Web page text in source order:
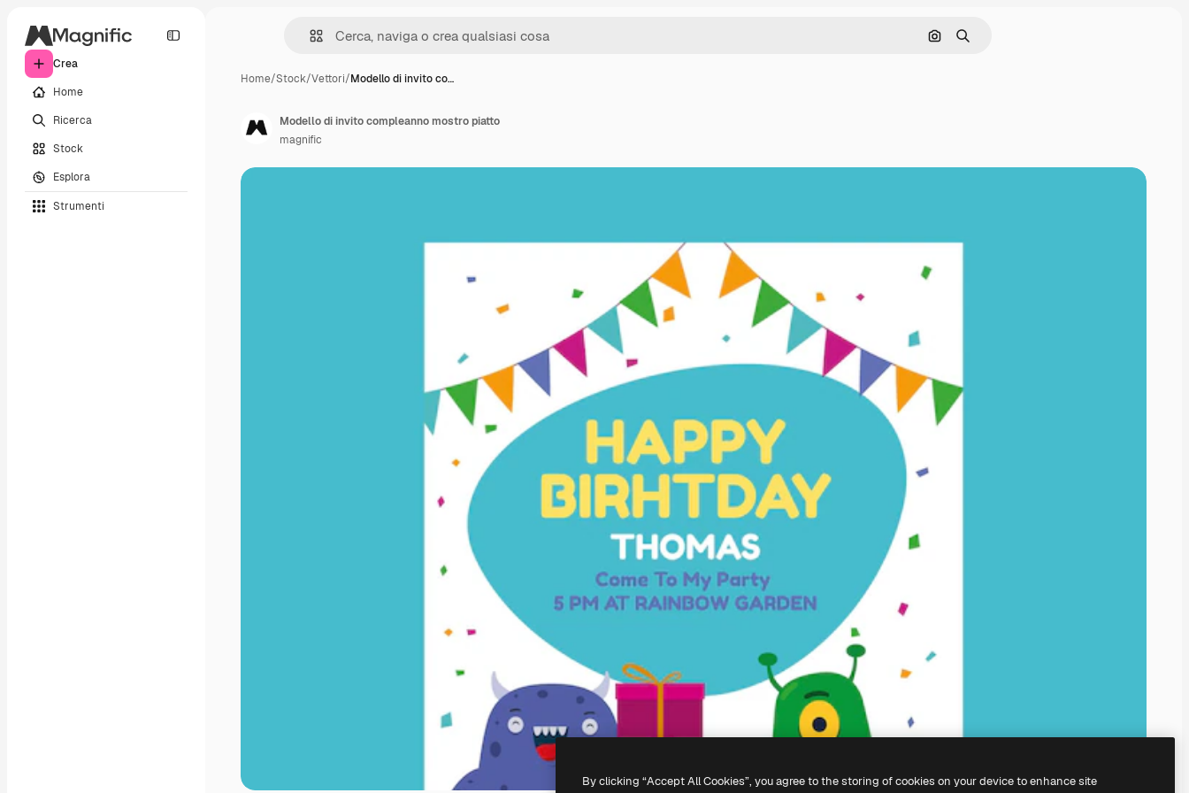
Crea
Home
Ricerca
Stock
Esplora
Strumenti
Cerca per immagine
Ricerca
Home/Stock/Vettori/Modello di invito co…
Modello di invito compleanno mostro piatto
magnific
By clicking “Accept All Cookies”, you agree to the storing of cookies on your device to enhance site